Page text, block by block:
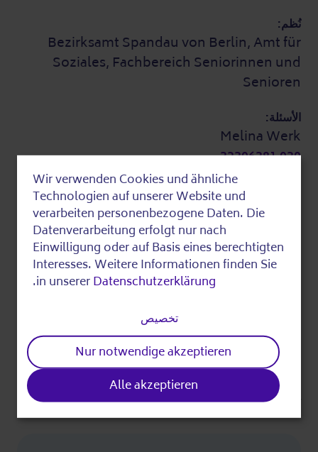
نُظم:
Bezirksamt Spandau von Berlin, Amt für
Soziales, Fachbereich Seniorinnen und
Senioren
الأسئلة:
Melina Werk
030 32306381
st_haselhorst@ba-spandau.berlin.de
معلومات إضافية
التكاليف:
٢٫٠٠ اليورو
من فضلك أحضر ملابس عادية أو رياضية
المشاركة فقط في التسجيل في إدارة الاجتماع الكبير
السيدة (ويرك)
آخر تحرير
of
personal
data
Wir verwenden Cookies und ähnliche
Technologien auf unserer Website und
verarbeiten personenbezogene Daten. Die
Datenverarbeitung erfolgt nur nach
Einwilligung oder auf Basis eines berechtigten
Interesses. Weitere Informationen finden Sie
in unsererDatenschutzerklärung
.
تخصيص
Nur notwendige akzeptieren
Alle akzeptieren